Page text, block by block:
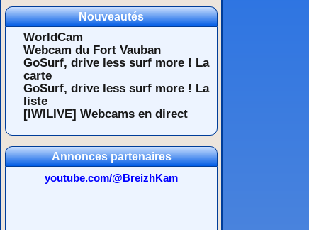
Nouveautés
WorldCam
Webcam du Fort Vauban
GoSurf, drive less surf more ! La
carte
GoSurf, drive less surf more ! La
liste
[IWILIVE] Webcams en direct
Annonces partenaires
youtube.com/@BreizhKam